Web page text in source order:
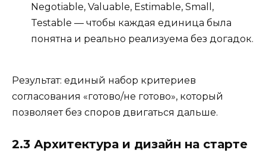
Negotiable, Valuable, Estimable, Small,
Testable — чтобы каждая единица была
понятна и реально реализуема без догадок.
Результат: единый набор критериев
согласования «готово/не готово», который
позволяет без споров двигаться дальше.
2.3 Архитектура и дизайн на старте